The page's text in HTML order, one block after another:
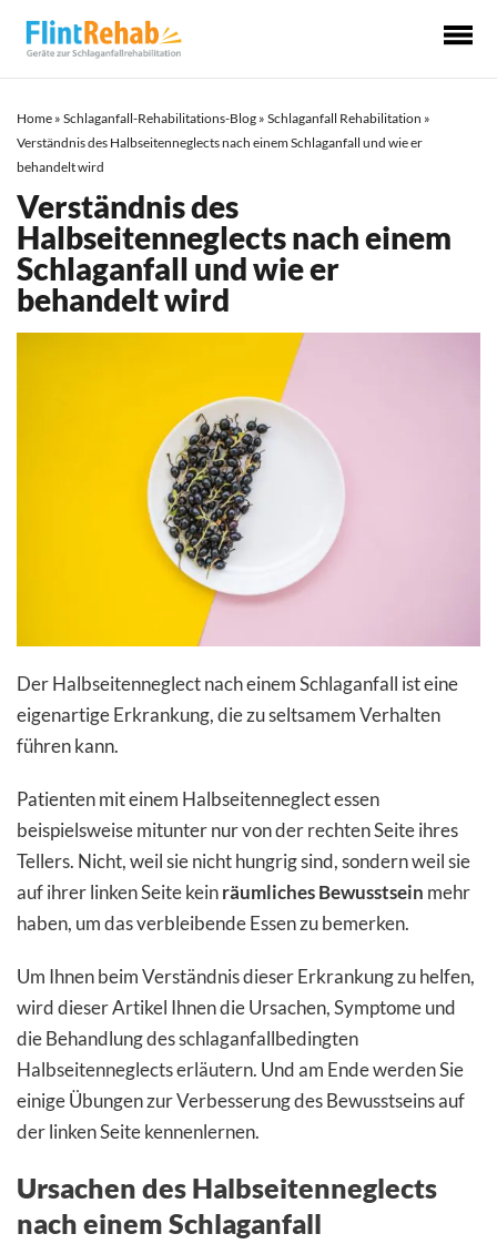
Home » Schlaganfall-Rehabilitations-Blog » Schlaganfall Rehabilitation »
Verständnis des Halbseitenneglects nach einem Schlaganfall und wie er
behandelt wird
Verständnis des
Halbseitenneglects nach einem
Schlaganfall und wie er
behandelt wird
Der Halbseitenneglect nach einem Schlaganfall ist eine
eigenartige Erkrankung, die zu seltsamem Verhalten
führen kann.
Patienten mit einem Halbseitenneglect essen
beispielsweise mitunter nur von der rechten Seite ihres
Tellers. Nicht, weil sie nicht hungrig sind, sondern weil sie
auf ihrer linken Seite keinräumliches Bewusstsein mehr
haben, um das verbleibende Essen zu bemerken.
Um Ihnen beim Verständnis dieser Erkrankung zu helfen,
wird dieser Artikel Ihnen die Ursachen, Symptome und
die Behandlung des schlaganfallbedingten
Halbseitenneglects erläutern. Und am Ende werden Sie
einige Übungen zur Verbesserung des Bewusstseins auf
der linken Seite kennenlernen.
Ursachen des Halbseitenneglects
nach einem Schlaganfall